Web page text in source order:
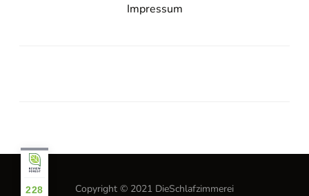
Impressum
Copyright © 2021 DieSchlafzimmerei
228